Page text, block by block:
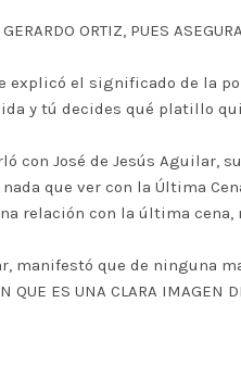
ORTIZ, PUES
explicó el significado de la
y tú decides qué platillo
con José de Jesús Aguilar,
que ver con la Última
relación con la última
manifestó que de ninguna
QUE ES UNA CLARA IMAGEN